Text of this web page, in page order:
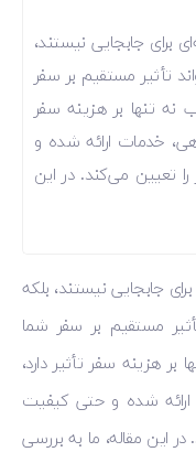
برای جابجایی نیستند،
تأثیر مستقیم بر سفر
نه تنها بر هزینه سفر
خدمات ارائه شده و
تعیین می‌کند. در این
جابجایی نیستند، بلکه
مستقیم بر سفر شما
هزینه سفر تأثیر دارد،
ارائه شده و حتی کیفیت
این مقاله، ما به بررسی